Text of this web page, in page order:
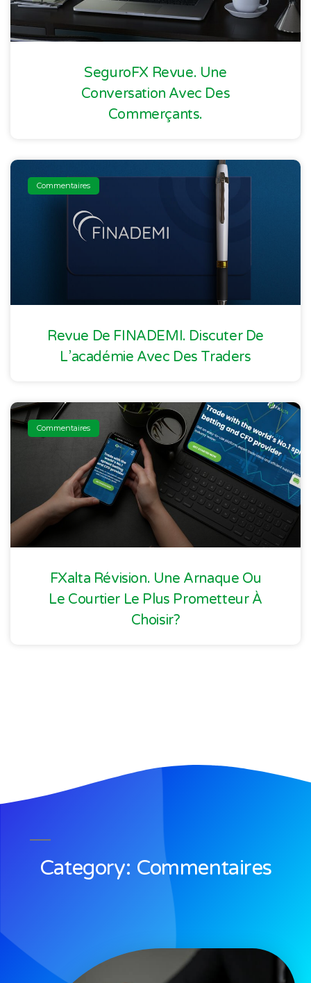
SeguroFX Revue. Une
Conversation Avec Des
Commerçants.
Commentaires
Revue De FINADEMI. Discuter De
L’académie Avec Des Traders
Commentaires
FXalta Révision. Une Arnaque Ou
Le Courtier Le Plus Prometteur À
Choisir?
Category: Commentaires